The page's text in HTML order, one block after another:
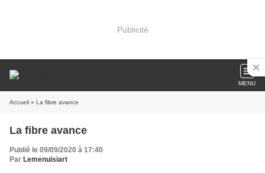
Publicité
MENU
Accueil » La fibre avance
La fibre avance
Publié le 09/09/2020 à 17:40
Par Lemenuisiart